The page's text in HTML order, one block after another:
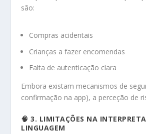
são:
Compras acidentais
Crianças a fazer encomendas
Falta de autenticação clara
Embora existam mecanismos de
confirmação na app), a perceção de
🧠 3. LIMITAÇÕES NA
LINGUAGEM